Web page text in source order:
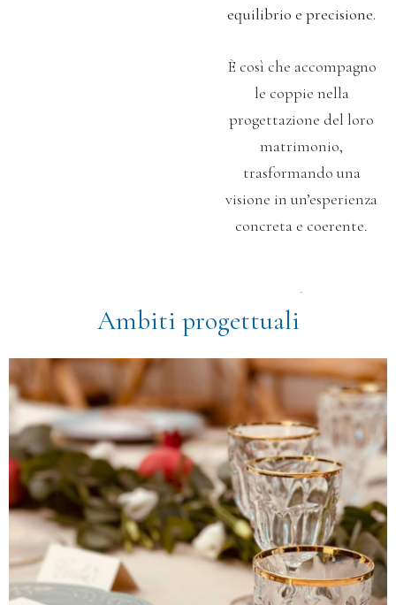
equilibrio e precisione.
È così che accompagno
le coppie nella
progettazione del loro
matrimonio,
trasformando una
visione in un’esperienza
concreta e coerente.
.
Ambiti progettuali